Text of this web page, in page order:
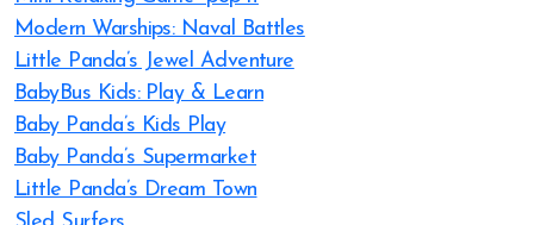
Modern Warships: Naval Battles
Little Panda’s Jewel Adventure
BabyBus Kids: Play & Learn
Baby Panda’s Kids Play
Baby Panda’s Supermarket
Little Panda’s Dream Town